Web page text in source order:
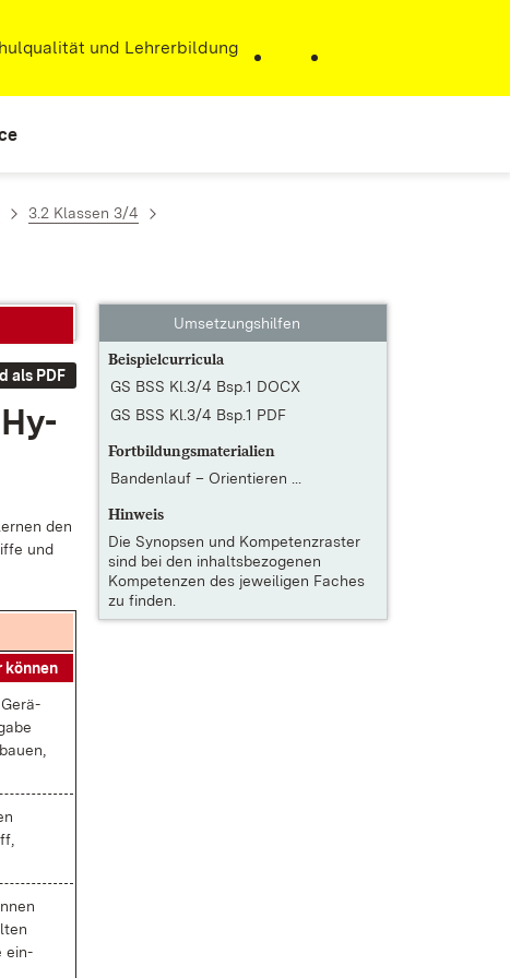
und Lehrerbildung
3.2 Klassen 3/4
als PDF
Hy­
den
und
kön­nen
Ge­rä­
ein­
Umsetzungshilfen
Beispielcurricula
GS BSS Kl.3/4 Bsp.1 DOCX
GS BSS Kl.3/4 Bsp.1 PDF
Fortbildungsmaterialien
Bandenlauf – Orientieren ...
Hinweis
Die Synopsen und Kompetenzraster
sind bei den inhaltsbezogenen
Kompetenzen des jeweiligen Faches
zu finden.